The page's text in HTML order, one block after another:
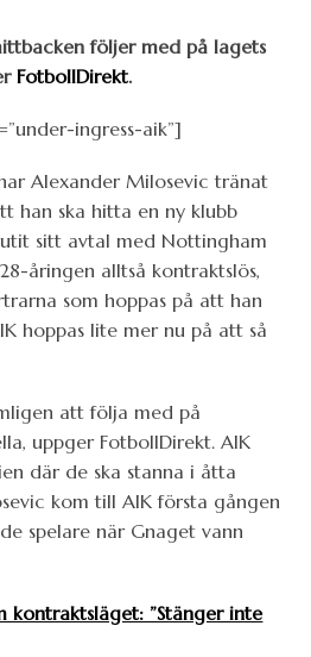
följer med på lagets
FotbollDirekt.
ingress-aik”]
Alexander Milosevic tränat
han ska hitta en ny klubb
sitt avtal med Nottingham
åringen alltså kontraktslös,
som hoppas på att han
hoppas lite mer nu på att så
att följa med på
uppger FotbollDirekt. AIK
där de ska stanna i åtta
kom till AIK första gången
spelare när Gnaget vann
kontraktsläget: ”Stänger inte